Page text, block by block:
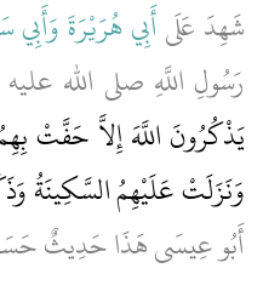
شَهِدَ عَلَىأَبِي هُرَيْرَةَوَأَبِي
رَسُولِ اللَّهِ صلى الله
يَذْكُرُونَ اللَّهَ إِلاَّ حَفَّتْ
وَنَزَلَتْ عَلَيْهِمُ السَّكِينَةُ
أَبُو عِيسَى هَذَا حَدِيثٌ